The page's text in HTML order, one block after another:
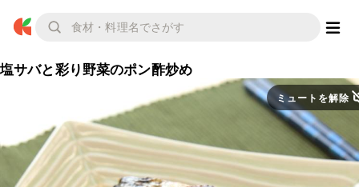
塩サバと彩り野菜のポン酢炒め
ミュートを解除